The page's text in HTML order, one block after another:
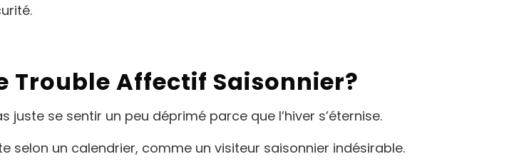
Trouble Affectif Saisonnier?
juste se sentir un peu déprimé parce que l’hiver s’éternise.
selon un calendrier, comme un visiteur saisonnier indésirable.